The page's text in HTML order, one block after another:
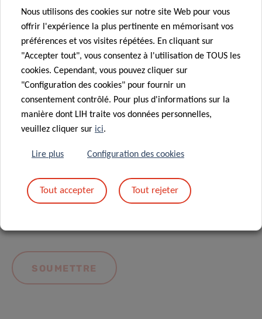
Message*
En envoyant votre message, vous acceptez
politique de confidentialité du LIH.
Nous utilisons des cookies sur notre site Web pour vous
offrir l'expérience la plus pertinente en mémorisant vos
préférences et vos visites répétées. En cliquant sur
"Accepter tout", vous consentez à l'utilisation de TOUS les
cookies. Cependant, vous pouvez cliquer sur
"Configuration des cookies" pour fournir un
consentement contrôlé. Pour plus d'informations sur la
manière dont LIH traite vos données personnelles,
veuillez cliquer sur ici.
Lire plus Configuration des cookies
Tout accepter Tout rejeter